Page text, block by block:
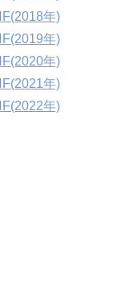
年)
年)
年)
年)
年)